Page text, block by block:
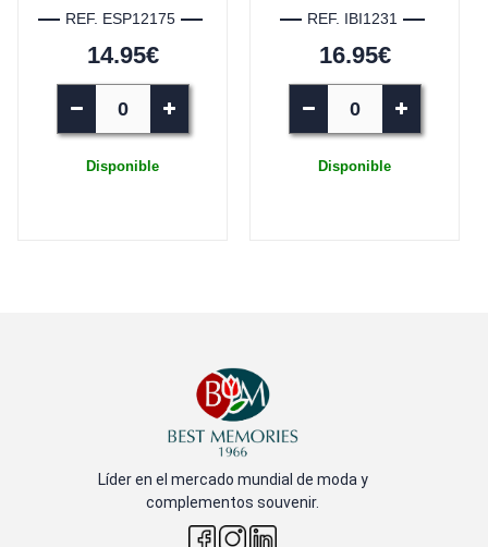
REF. ESP12175
14.95€
Disponible
REF. IBI1231
16.95€
Disponible
Líder en el mercado mundial de moda y
complementos souvenir.